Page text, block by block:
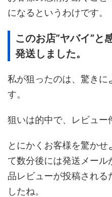
になるというわけです。
このお店”ヤバイ”と
発送しました。
私が狙ったのは、驚き
す。
狙いは的中で、レビュー
とにかくお客様を驚か
て数分後には発送メー
品レビューが投稿される
したね。